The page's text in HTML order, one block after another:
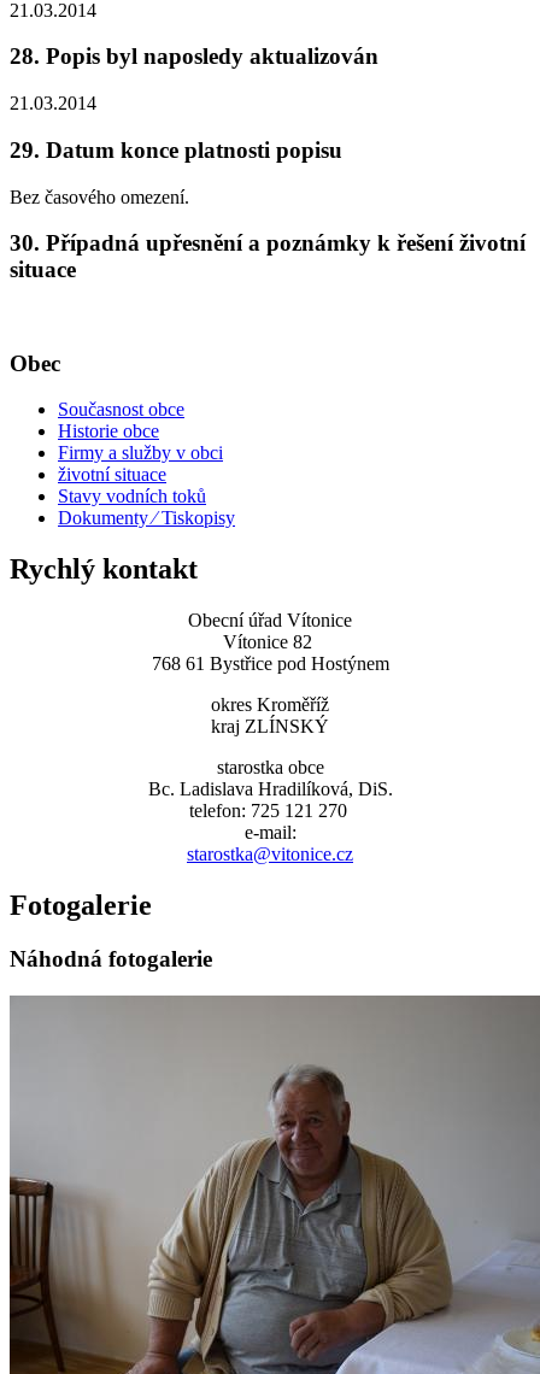
21.03.2014
28. Popis byl naposledy aktualizován
21.03.2014
29. Datum konce platnosti popisu
Bez časového omezení.
30. Případná upřesnění a poznámky k řešení životní
situace
Obec
Současnost obce
Historie obce
Firmy a služby v obci
životní situace
Stavy vodních toků
Dokumenty ⁄ Tiskopisy
Rychlý kontakt
Obecní úřad Vítonice
Vítonice 82
768 61 Bystřice pod Hostýnem
okres Kroměříž
kraj ZLÍNSKÝ
starostka obce
Bc. Ladislava Hradilíková, DiS.
telefon: 725 121 270
e-mail:
starostka@vitonice.cz
Fotogalerie
Náhodná fotogalerie